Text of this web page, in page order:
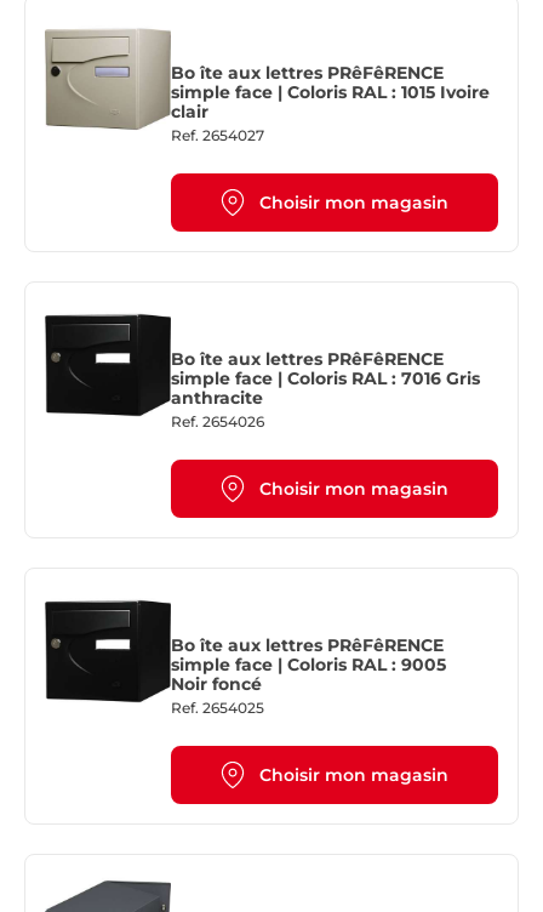
Bo îte aux lettres PRêFêRENCE
simple face | Coloris RAL : 1015 Ivoire
clair
Ref. 2654027
Choisir mon magasin
Bo îte aux lettres PRêFêRENCE
simple face | Coloris RAL : 7016 Gris
anthracite
Ref. 2654026
Choisir mon magasin
Bo îte aux lettres PRêFêRENCE
simple face | Coloris RAL : 9005
Noir foncé
Ref. 2654025
Choisir mon magasin